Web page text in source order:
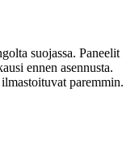
suojassa. Paneelit
ennen asennusta.
paremmin.